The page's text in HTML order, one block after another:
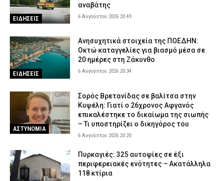
ΕΙΔΗΣΕΙΣ
αναβάτης
6 Αυγούστου 2026 20:49
ΕΙΔΗΣΕΙΣ
Ανησυχητικά στοιχεία της ΠΟΕΔΗΝ:
Οκτώ καταγγελίες για βιασμό μέσα σε
20 ημέρες στη Ζάκυνθο
6 Αυγούστου 2026 20:34
ΑΣΤΥΝΟΜΙΑ
Σορός Βρετανίδας σε βαλίτσα στην
Κυψέλη: Γιατί ο 26χρονος Αφγανός
επικαλέστηκε το δικαίωμα της σιωπής
– Τι υποστηρίζει ο δικηγόρος του
6 Αυγούστου 2026 20:20
Πυρκαγιές: 325 αυτοψίες σε έξι
περιφερειακές ενότητες – Ακατάλληλα
118 κτίρια